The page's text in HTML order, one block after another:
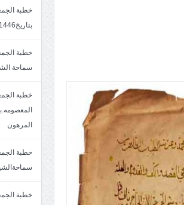
بتاريخ24/12/1446. سماحة الشيخ مصطفى المرهون
سماحة
خطبة
المرهون